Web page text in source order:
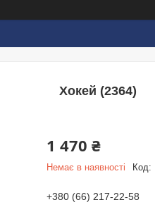
Хокей (2364)
1 470 ₴
Немає в наявності Код:
+380 (66) 217-22-58